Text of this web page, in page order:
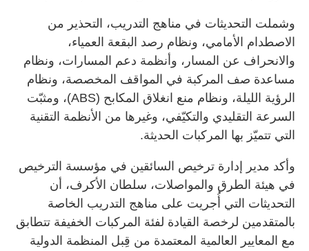
وشملت التحديثات في مناهج التدريب، التحذير من
الاصطدام الأمامي، ونظام رصد البقعة العمياء،
والانحراف عن المسار، وأنظمة دعم المسارات، ونظام
مساعدة صف المركبة في المواقف المخصصة، ونظام
الرؤية الليلة، ونظام منع انغلاق المكابح (ABS)، ومثبّت
السرعة التقليدي والتكيّفي، وغيرها من الأنظمة التقنية
التي تتميّز بها المركبات الحديثة.
وأكد مدير إدارة ترخيص السائقين في مؤسسة الترخيص
في هيئة الطرق والمواصلات، سلطان الأكرف، أن
التحديثات التي أُجريت على مناهج التدريب الخاصة
بالمتقدمين لرخصة القيادة لفئة المركبات الخفيفة تتطابق
مع المعايير العالمية المعتمدة من قِبل المنظمة الدولية